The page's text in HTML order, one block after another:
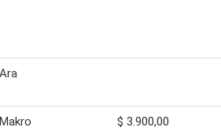
Ara
Makro $ 3.900,00